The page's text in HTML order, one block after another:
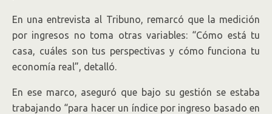
En una entrevista al Tribuno, remarcó que la medición
por ingresos no toma otras variables: “Cómo está tu
casa, cuáles son tus perspectivas y cómo funciona tu
economía real”, detalló.
En ese marco, aseguró que bajo su gestión se estaba
trabajando “para hacer un índice por ingreso basado en